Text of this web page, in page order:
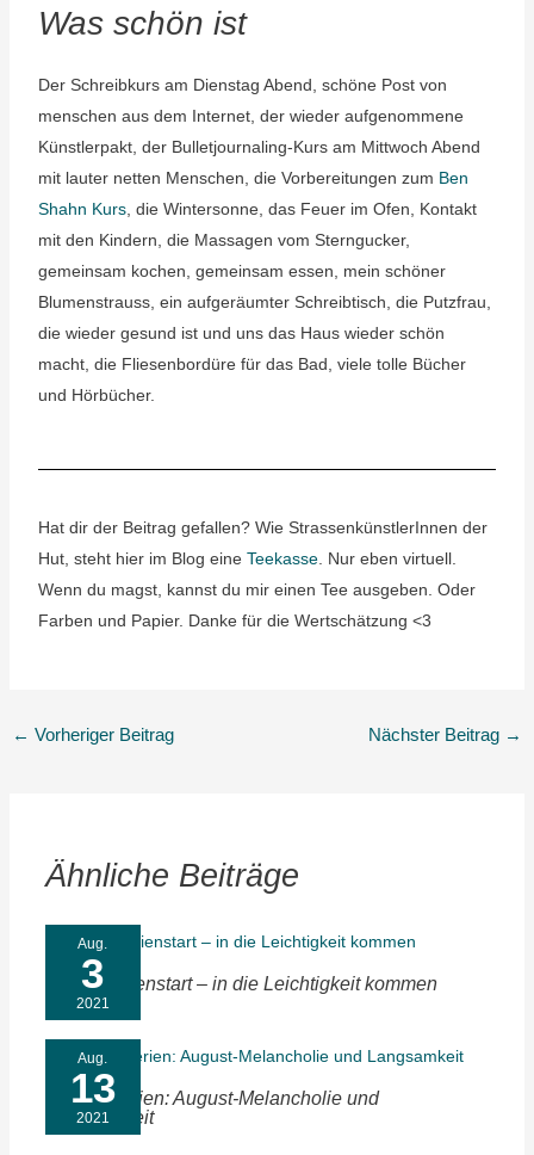
Was schön ist
Der Schreibkurs am Dienstag Abend, schöne Post von
menschen aus dem Internet, der wieder aufgenommene
Künstlerpakt, der Bulletjournaling-Kurs am Mittwoch Abend
mit lauter netten Menschen, die Vorbereitungen zum Ben
Shahn Kurs, die Wintersonne, das Feuer im Ofen, Kontakt
mit den Kindern, die Massagen vom Sterngucker,
gemeinsam kochen, gemeinsam essen, mein schöner
Blumenstrauss, ein aufgeräumter Schreibtisch, die Putzfrau,
die wieder gesund ist und uns das Haus wieder schön
macht, die Fliesenbordüre für das Bad, viele tolle Bücher
und Hörbücher.
Hat dir der Beitrag gefallen? Wie StrassenkünstlerInnen der
Hut, steht hier im Blog eine Teekasse. Nur eben virtuell.
Wenn du magst, kannst du mir einen Tee ausgeben. Oder
Farben und Papier. Danke für die Wertschätzung <3
← Vorheriger Beitrag Nächster Beitrag →
Ähnliche Beiträge
Aug.
3
2021
Unser Ferienstart – in die Leichtigkeit kommen
Aug.
13
2021
Sommerferien: August-Melancholie und
Langsamkeit